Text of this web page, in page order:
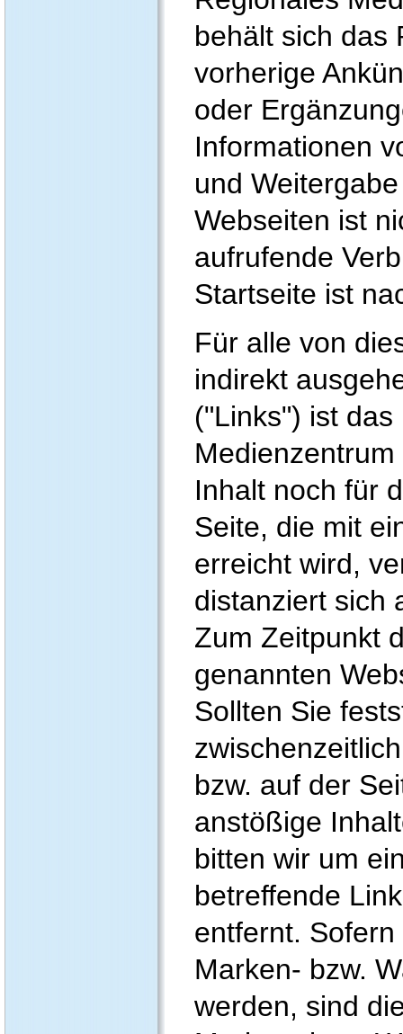
behält sich das
vorherige
oder
Informationen
und
Webseiten ist
aufrufende
Startseite ist
Für alle von
indirekt
("Links") ist
Inhalt noch für
Seite, die mit
erreicht wird,
distanziert sich
Zum Zeitpunkt
genannten
Sollten Sie
bzw. auf der
anstößige
bitten wir um
betreffende
entfernt.
Marken- bzw.
werden, sind